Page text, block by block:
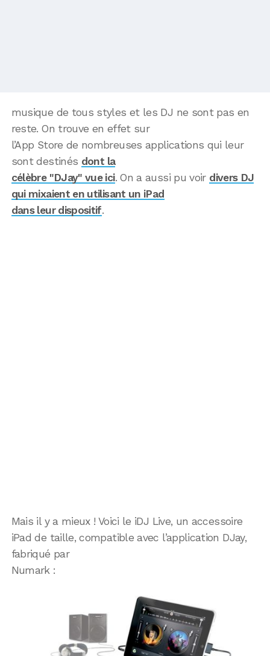
musique de tous styles et les DJ ne sont pas en
reste. On trouve en effet sur
l’App Store de nombreuses applications qui leur
sont destinés dont la
célèbre "DJay" vue ici. On a aussi pu voir divers DJ
qui mixaient en utilisant un iPad
dans leur dispositif.
Mais il y a mieux ! Voici le iDJ Live, un accessoire
iPad de taille, compatible avec l’application DJay,
fabriqué par
Numark :